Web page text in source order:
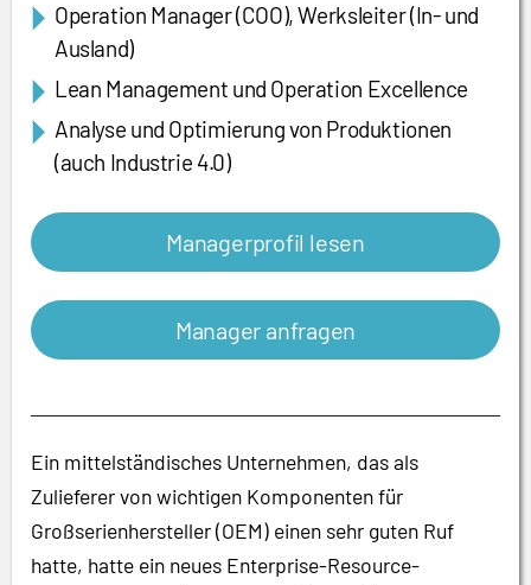
Operation Manager (COO), Werksleiter (In- und
Ausland)
Lean Management und Operation Excellence
Analyse und Optimierung von Produktionen
(auch Industrie 4.0)
Managerprofil lesen
Manager anfragen
Ein mittelständisches Unternehmen, das als
Zulieferer von wichtigen Komponenten für
Großserienhersteller (OEM) einen sehr guten Ruf
hatte, hatte ein neues Enterprise-Resource-